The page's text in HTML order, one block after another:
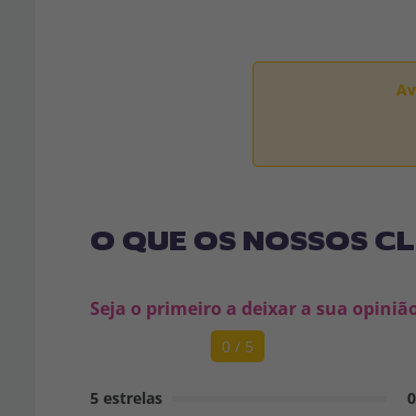
O QUE OS NOSSOS
Seja o primeiro a deixar a sua
0 / 5
5 estrelas